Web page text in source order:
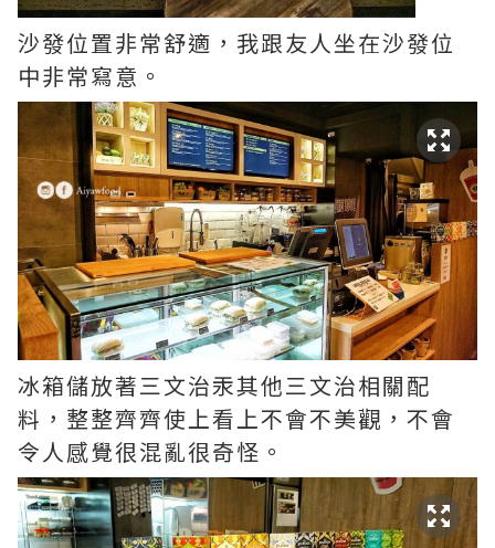
沙發位置非常舒適，我跟友人坐在沙發位
中非常寫意。
冰箱儲放著三文治汞其他三文治相關配
料，整整齊齊使上看上不會不美觀，不會
令人感覺很混亂很奇怪。